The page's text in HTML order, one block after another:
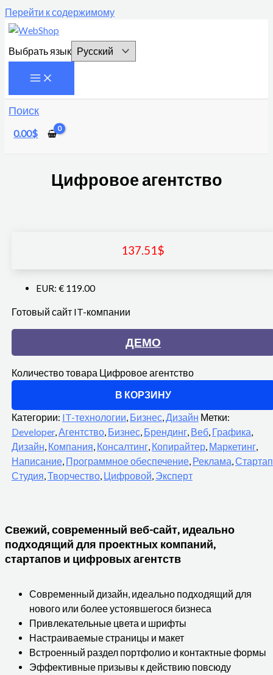
Перейти к содержимому
Выбрать язык
Поиск
0.00$
Цифровое агентство
137.51$
EUR: € 119.00
Готовый сайт IT-компании
ДЕМО
Количество товара Цифровое агентство
В КОРЗИНУ
Категории: IT-технологии, Бизнес,Дизайн Метки:
Developer,Агентство, Бизнес, Брендинг, Веб, Графика,
Дизайн, Компания, Консалтинг, Копирайтер, Маркетинг,
Написание, Программное обеспечение, Реклама,Стартап
Студия,Творчество, Цифровой, Эксперт
Свежий, современный веб-сайт, идеально
подходящий для проектных компаний,
стартапов и цифровых агентств
Современный дизайн, идеально подходящий для
нового или более устоявшегося бизнеса
Привлекательные цвета и шрифты
Настраиваемые страницы и макет
Встроенный раздел портфолио и контактные формы
Эффективные призывы к действию повсюду